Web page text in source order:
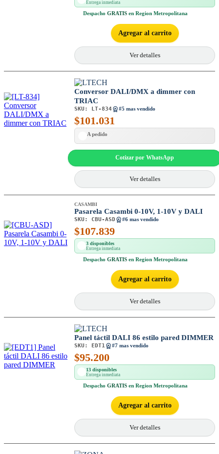
Entrega inmediata
Despacho GRATIS en Region Metropolitana
Agregar al carrito
Ver detalles
Conversor DALI/DMX a dimmer con
TRIAC
SKU: LT-834 #5 mas vendido
$101.031
A pedido
Cotizar por WhatsApp
Ver detalles
CASAMBI
Pasarela Casambi 0-10V, 1-10V y DALI
SKU: CBU-ASD #6 mas vendido
$107.839
3 disponibles
Entrega inmediata
Despacho GRATIS en Region Metropolitana
Agregar al carrito
Ver detalles
Panel táctil DALI 86 estilo pared DIMMER
SKU: EDT1 #7 mas vendido
$95.200
13 disponibles
Entrega inmediata
Despacho GRATIS en Region Metropolitana
Agregar al carrito
Ver detalles